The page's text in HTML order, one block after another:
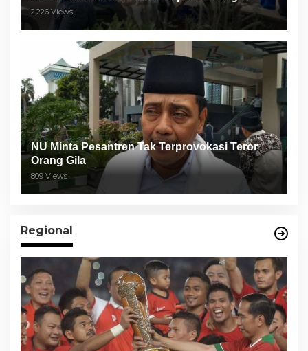
Semeru
2,226 Views
NU Minta Pesantren Tak Terprovokasi Teror
Orang Gila
809 Views
Regional